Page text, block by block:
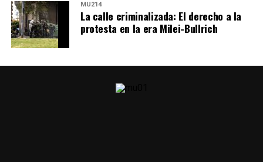
MU214
La calle criminalizada: El derecho a la
protesta en la era Milei-Bullrich